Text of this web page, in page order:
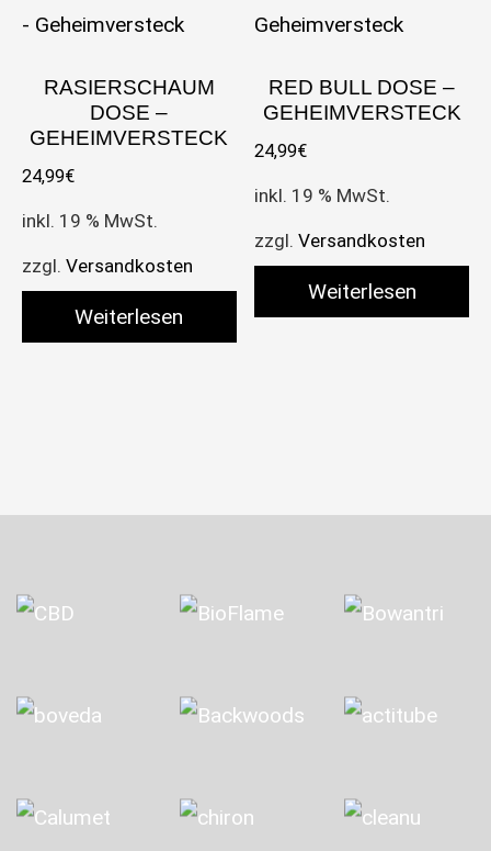
RASIERSCHAUM
DOSE –
GEHEIMVERSTECK
24,99€
inkl. 19 % MwSt.
zzgl. Versandkosten
Weiterlesen
RED BULL DOSE –
GEHEIMVERSTECK
24,99€
inkl. 19 % MwSt.
zzgl.Versandkosten
Weiterlesen